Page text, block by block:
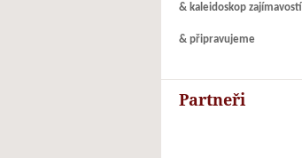
& kaleidoskop zajímavostí
& připravujeme
Partneři